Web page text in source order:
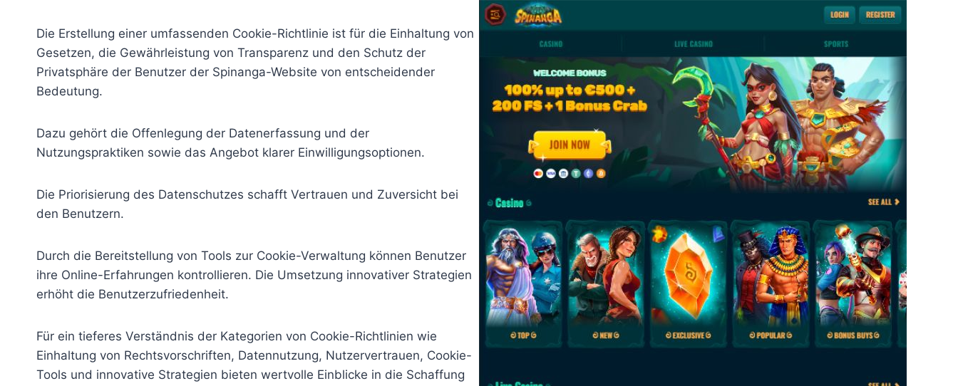
Die Erstellung einer umfassenden Cookie-Richtlinie ist für die Einhaltung von
Gesetzen, die Gewährleistung von Transparenz und den Schutz der
Privatsphäre der Benutzer der Spinanga-Website von entscheidender
Bedeutung.
Dazu gehört die Offenlegung der Datenerfassung und der
Nutzungspraktiken sowie das Angebot klarer Einwilligungsoptionen.
Die Priorisierung des Datenschutzes schafft Vertrauen und Zuversicht bei
den Benutzern.
Durch die Bereitstellung von Tools zur Cookie-Verwaltung können Benutzer
ihre Online-Erfahrungen kontrollieren. Die Umsetzung innovativer Strategien
erhöht die Benutzerzufriedenheit.
Für ein tieferes Verständnis der Kategorien von Cookie-Richtlinien wie
Einhaltung von Rechtsvorschriften, Datennutzung, Nutzervertrauen, Cookie-
Tools und innovative Strategien bieten wertvolle Einblicke in die Schaffung